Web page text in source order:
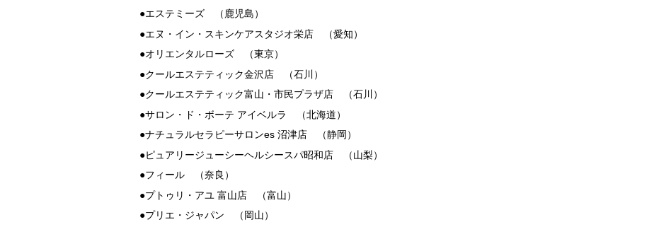
●エステミーズ （鹿児島）
●エヌ・イン・スキンケアスタジオ栄店 （愛知）
●オリエンタルローズ （東京）
●クールエステティック金沢店 （石川）
●クールエステティック富山・市民プラザ店 （石川）
●サロン・ド・ボーテ アイベルラ （北海道）
●ナチュラルセラピーサロンes 沼津店 （静岡）
●ピュアリージューシーヘルシースパ昭和店 （山梨）
●フィール （奈良）
●プトゥリ・アユ 富山店 （富山）
●プリエ・ジャパン （岡山）